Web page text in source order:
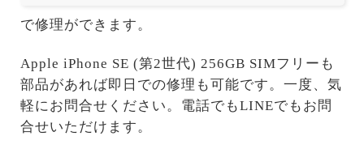
で修理ができます。
Apple iPhone SE (第2世代) 256GB SIMフリーも
部品があれば即日での修理も可能です。一度、気
軽にお問合せください。電話でもLINEでもお問
合せいただけます。